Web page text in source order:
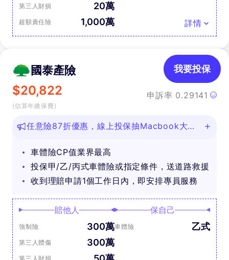
第三人財損 20萬
超額責任險 1,000萬 詳情
國泰產險
$20,822
(估算年繳保費)
申訴率 0.29141
我要投保
任意險87折優惠，線上投保抽Macbook大
車體險CP值業界最高
投保甲/乙/丙式車體險或指定條件，送道路救援
收到理賠申請1個工作日內，即安排專員服務
賠他人
強制險 300萬
第三人體傷 300萬
第三人財損
保自己
車體險 乙式